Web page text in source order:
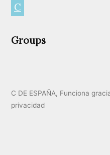
C
Groups
C DE ESPAÑA, Funciona
privacidad